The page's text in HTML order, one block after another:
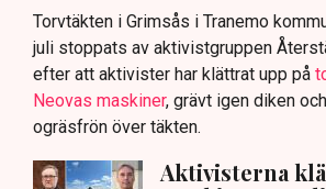
Torvtäkten i Grimsås i Tranemo
juli stoppats av aktivistgruppen
efter att aktivister har klättrat upp på
Neovas maskiner, grävt igen diken
ogräsfrön över täkten.
Aktivisterna